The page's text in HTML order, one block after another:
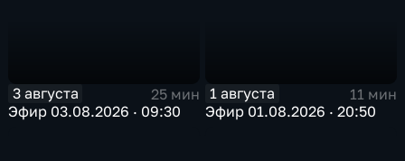
3 августа
25 мин
Эфир 03.08.2026 · 09:30
1 августа
11 мин
Эфир 01.08.2026 · 20:50